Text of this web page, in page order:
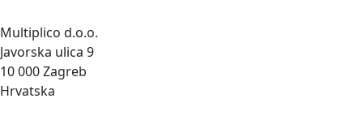
Multiplico d.o.o.
Javorska ulica 9
10 000 Zagreb
Hrvatska